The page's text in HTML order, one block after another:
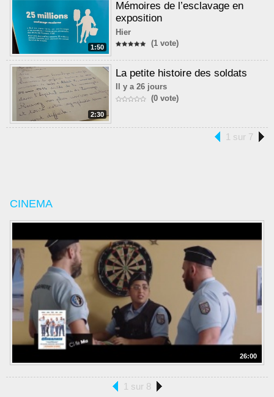
1:50
Mémoires de l’esclavage en
exposition
Hier
(1 vote)
2:30
La petite histoire des soldats
Il y a 26 jours
(0 vote)
1 sur 7
CINEMA
26:00
1 sur 8